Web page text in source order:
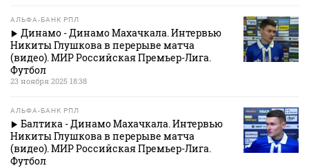
АЛЬФА-БАНК РПЛ
Динамо - Динамо Махачкала. Интервью
Никиты Глушкова в перерыве матча
(видео). МИР Российская Премьер-Лига.
Футбол
23 ноября 2025 18:38
АЛЬФА-БАНК РПЛ
Балтика - Динамо Махачкала. Интервью
Никиты Глушкова в перерыве матча
(видео). МИР Российская Премьер-Лига.
Футбол